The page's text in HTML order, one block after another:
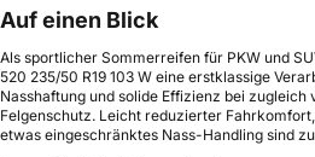
Auf einen Blick
Als sportlicher Sommerreifen für PKW und
520 235/50 R19 103 W eine erstklassige
Nasshaftung und solide Effizienz bei
Felgenschutz. Leicht reduzierter
etwas eingeschränktes Nass-Handling sind